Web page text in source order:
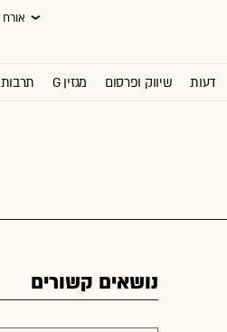
אורח
דעות שיווק ופרסום מגזין G תרבות
נושאים קשורים